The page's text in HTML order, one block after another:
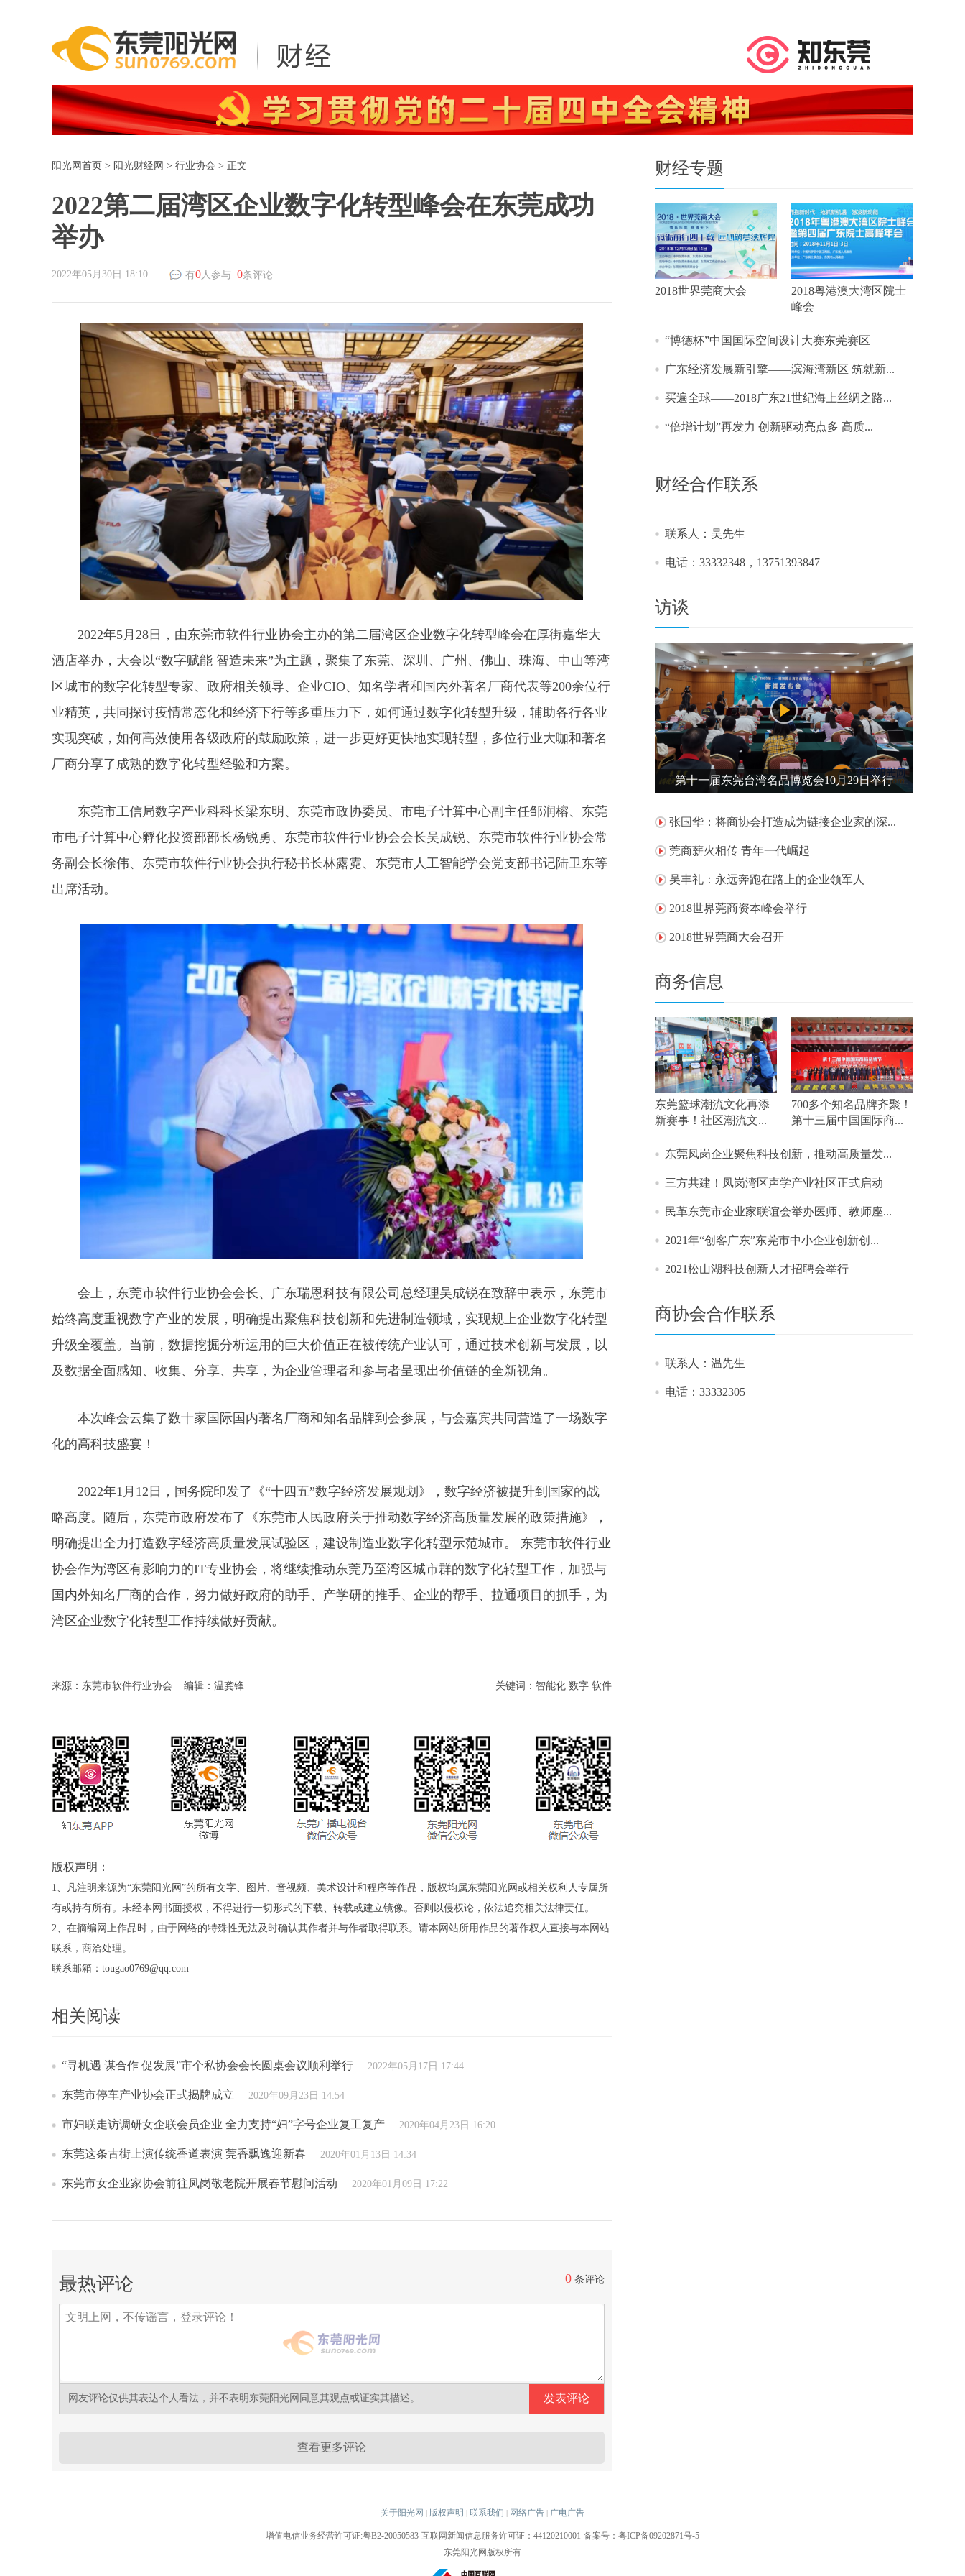
阳光网首页 > 阳光财经网 > 行业协会 > 正文
2022第二届湾区企业数字化转型峰会在东莞成功
举办
2022年05月30日 18:10 有0人参与 0条评论
2022年5月28日，由东莞市软件行业协会主办的第二届湾区企业数字化转型峰会在厚街嘉华大
酒店举办，大会以“数字赋能 智造未来”为主题，聚集了东莞、深圳、广州、佛山、珠海、中山等湾
区城市的数字化转型专家、政府相关领导、企业CIO、知名学者和国内外著名厂商代表等200余位行
业精英，共同探讨疫情常态化和经济下行等多重压力下，如何通过数字化转型升级，辅助各行各业
实现突破，如何高效使用各级政府的鼓励政策，进一步更好更快地实现转型，多位行业大咖和著名
厂商分享了成熟的数字化转型经验和方案。
东莞市工信局数字产业科科长梁东明、东莞市政协委员、市电子计算中心副主任邹润榕、东莞
市电子计算中心孵化投资部部长杨锐勇、东莞市软件行业协会会长吴成锐、东莞市软件行业协会常
务副会长徐伟、东莞市软件行业协会执行秘书长林露霓、东莞市人工智能学会党支部书记陆卫东等
出席活动。
会上，东莞市软件行业协会会长、广东瑞恩科技有限公司总经理吴成锐在致辞中表示，东莞市
始终高度重视数字产业的发展，明确提出聚焦科技创新和先进制造领域，实现规上企业数字化转型
升级全覆盖。当前，数据挖掘分析运用的巨大价值正在被传统产业认可，通过技术创新与发展，以
及数据全面感知、收集、分享、共享，为企业管理者和参与者呈现出价值链的全新视角。
本次峰会云集了数十家国际国内著名厂商和知名品牌到会参展，与会嘉宾共同营造了一场数字
化的高科技盛宴！
2022年1月12日，国务院印发了《“十四五”数字经济发展规划》，数字经济被提升到国家的战
略高度。随后，东莞市政府发布了《东莞市人民政府关于推动数字经济高质量发展的政策措施》，
明确提出全力打造数字经济高质量发展试验区，建设制造业数字化转型示范城市。 东莞市软件行业
协会作为湾区有影响力的IT专业协会，将继续推动东莞乃至湾区城市群的数字化转型工作，加强与
国内外知名厂商的合作，努力做好政府的助手、产学研的推手、企业的帮手、拉通项目的抓手，为
湾区企业数字化转型工作持续做好贡献。
来源：东莞市软件行业协会 编辑：温龚锋 关键词：智能化 数字 软件
版权声明：
1、凡注明来源为“东莞阳光网”的所有文字、图片、音视频、美术设计和程序等作品，版权均属东莞阳光网或相关权利人专属所
有或持有所有。未经本网书面授权，不得进行一切形式的下载、转载或建立镜像。否则以侵权论，依法追究相关法律责任。
2、在摘编网上作品时，由于网络的特殊性无法及时确认其作者并与作者取得联系。请本网站所用作品的著作权人直接与本网站
联系，商洽处理。
联系邮箱：tougao0769@qq.com
相关阅读
“寻机遇 谋合作 促发展”市个私协会会长圆桌会议顺利举行 2022年05月17日 17:44
东莞市停车产业协会正式揭牌成立 2020年09月23日 14:54
市妇联走访调研女企联会员企业 全力支持“妇”字号企业复工复产 2020年04月23日 16:20
东莞这条古街上演传统香道表演 莞香飘逸迎新春 2020年01月13日 14:34
东莞市女企业家协会前往凤岗敬老院开展春节慰问活动 2020年01月09日 17:22
最热评论 0 条评论
网友评论仅供其表达个人看法，并不表明东莞阳光网同意其观点或证实其描述。
查看更多评论
财经专题
2018世界莞商大会
2018粤港澳大湾区院士
峰会
“博德杯”中国国际空间设计大赛东莞赛区
广东经济发展新引擎——滨海湾新区 筑就新...
买遍全球——2018广东21世纪海上丝绸之路...
“倍增计划”再发力 创新驱动亮点多 高质...
财经合作联系
联系人：吴先生
电话：33332348，13751393847
访谈
第十一届东莞台湾名品博览会10月29日举行
张国华：将商协会打造成为链接企业家的深...
莞商薪火相传 青年一代崛起
吴丰礼：永远奔跑在路上的企业领军人
2018世界莞商资本峰会举行
2018世界莞商大会召开
商务信息
东莞篮球潮流文化再添
新赛事！社区潮流文...
700多个知名品牌齐聚！
第十三届中国国际商...
东莞凤岗企业聚焦科技创新，推动高质量发...
​三方共建！凤岗湾区声学产业社区正式启动
民革东莞市企业家联谊会举办医师、教师座...
2021年“创客广东”东莞市中小企业创新创...
2021松山湖科技创新人才招聘会举行
商协会合作联系
联系人：温先生
电话：33332305
关于阳光网 | 版权声明 | 联系我们 | 网络广告 | 广电广告
增值电信业务经营许可证:粤B2-20050583 互联网新闻信息服务许可证：44120210001 备案号：粤ICP备09202871号-5
东莞阳光网版权所有